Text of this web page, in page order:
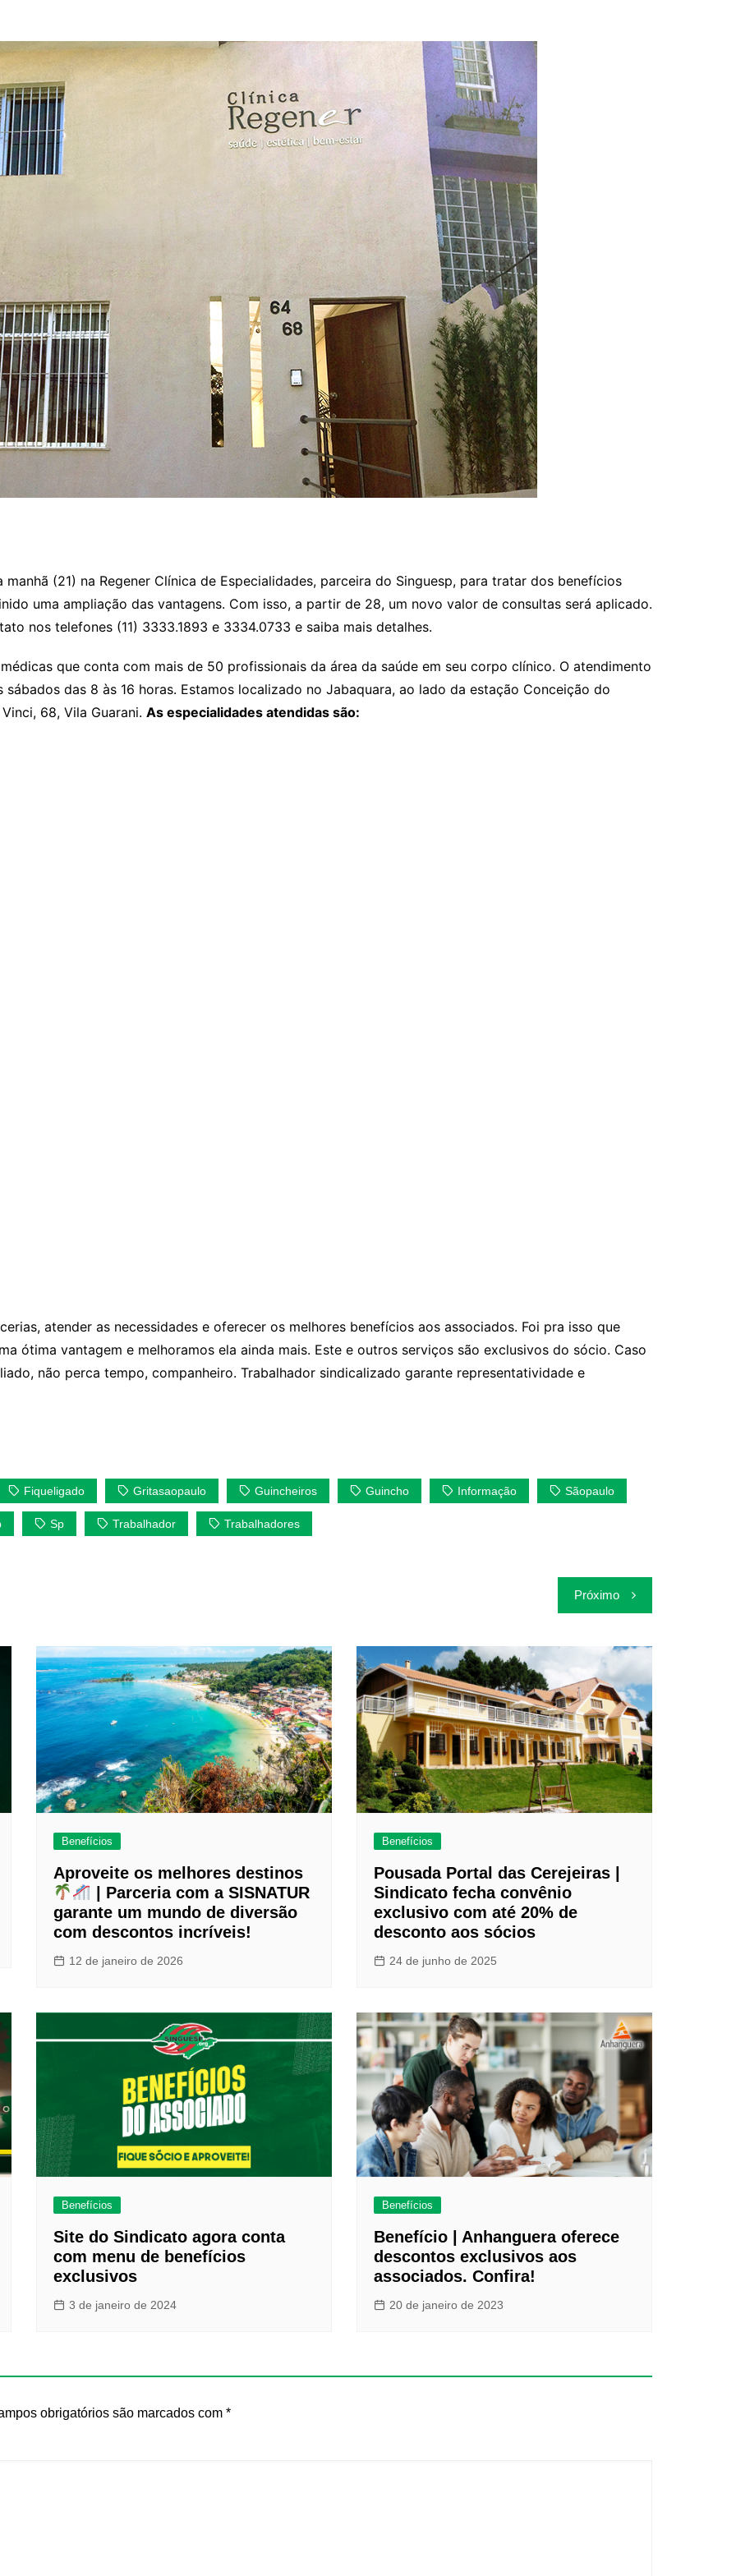
Guia de Benefícios
Psicólogo
Turismo e Hospedagem
Óticas
Oftalmologista
Odontologia
manhã (21) na Regener Clínica de Especialidades, parceira do Singuesp, para tratar dos benefícios
uma ampliação das vantagens. Com isso, a partir de 28, um novo valor de consultas será aplicado.
nos telefones (11) 3333.1893 e 3334.0733 e saiba mais detalhes.
que conta com mais de 50 profissionais da área da saúde em seu corpo clínico. O atendimento
sábados das 8 às 16 horas. Estamos localizado no Jabaquara, ao lado da estação Conceição do
68, Vila Guarani. As especialidades atendidas são:
atender as necessidades e oferecer os melhores benefícios aos associados. Foi pra isso que
ótima vantagem e melhoramos ela ainda mais. Este e outros serviços são exclusivos do sócio. Caso
não perca tempo, companheiro. Trabalhador sindicalizado garante representatividade e
Fiqueligado Gritasaopaulo Guincheiros Guincho Informação Sãopaulo
Sp Trabalhador Trabalhadores
Próximo
Benefícios
Aproveite os melhores destinos
| Parceria com a SISNATUR
garante um mundo de diversão
com descontos incríveis!
12 de janeiro de 2026
Benefícios
Pousada Portal das Cerejeiras |
Sindicato fecha convênio
exclusivo com até 20% de
desconto aos sócios
24 de junho de 2025
Benefícios
Site do Sindicato agora conta
com menu de benefícios
exclusivos
3 de janeiro de 2024
Benefícios
Benefício | Anhanguera oferece
descontos exclusivos aos
associados. Confira!
20 de janeiro de 2023
obrigatórios são marcados com *